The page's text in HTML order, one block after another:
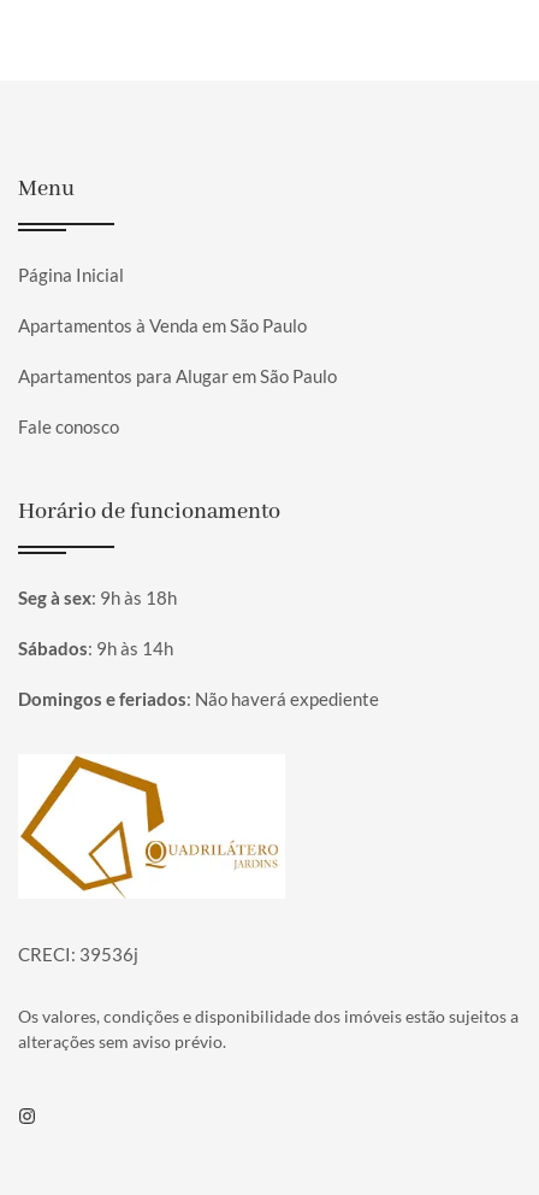
Menu
Página Inicial
Apartamentos à Venda em São Paulo
Apartamentos para Alugar em São Paulo
Fale conosco
Horário de funcionamento
Seg à sex: 9h às 18h
Sábados: 9h às 14h
Domingos e feriados: Não haverá expediente
Página inicial
CRECI: 39536j
Os valores, condições e disponibilidade dos imóveis estão sujeitos a
alterações sem aviso prévio.
Instagram